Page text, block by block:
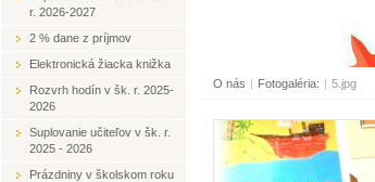
O nás | Fotogaléria: | 5.jpg
r. 2026-2027
2 % dane z príjmov
Elektronická žiacka knižka
Rozvrh hodín v šk. r. 2025-
2026
Suplovanie učiteľov v šk. r.
2025 - 2026
Prázdniny v školskom roku